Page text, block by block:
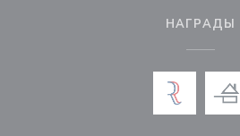
НАГРАДЫ